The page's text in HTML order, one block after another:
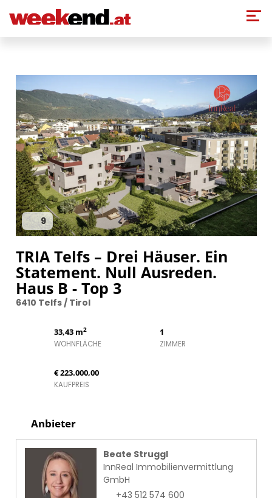
9
TRIA Telfs – Drei Häuser. Ein
Statement. Null Ausreden.
Haus B - Top 3
6410 Telfs / Tirol
33,43 m2
WOHNFLÄCHE
1
ZIMMER
€ 223.000,00
KAUFPREIS
Anbieter
Beate Struggl
InnReal Immobilienvermittlung
GmbH
+43 512 574 600